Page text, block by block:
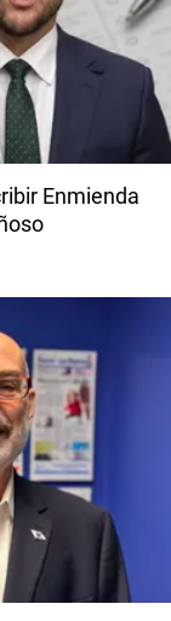
Enmienda